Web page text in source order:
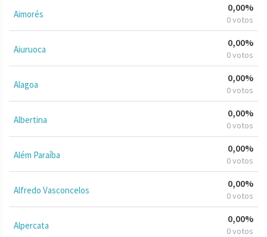
Aimorés
0,00%
0 votos
Aiuruoca
0,00%
0 votos
Alagoa
0,00%
0 votos
Albertina
0,00%
0 votos
Além Paraíba
0,00%
0 votos
Alfredo Vasconcelos
0,00%
0 votos
Alpercata
0,00%
0 votos